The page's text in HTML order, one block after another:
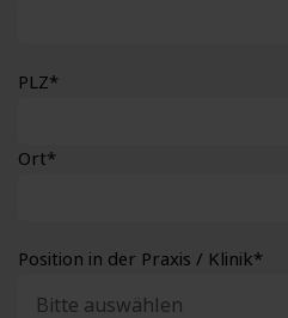
PLZ*
Ort*
Position in der Praxis / Klinik*